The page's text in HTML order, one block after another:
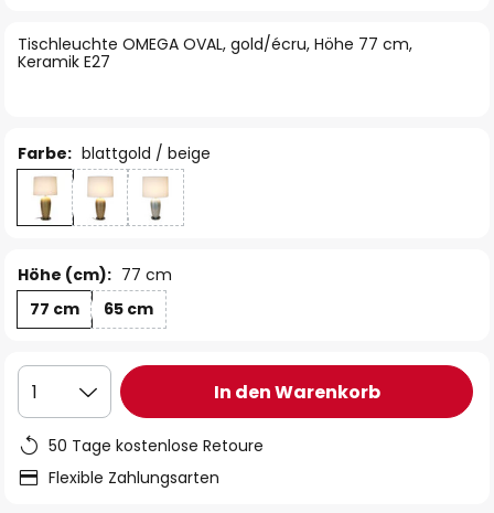
Tischleuchte OMEGA OVAL, gold/écru, Höhe 77 cm,
Keramik E27
Farbe: blattgold / beige
Höhe (cm): 77 cm
77 cm
65 cm
1 In den Warenkorb
50 Tage kostenlose Retoure
Flexible Zahlungsarten